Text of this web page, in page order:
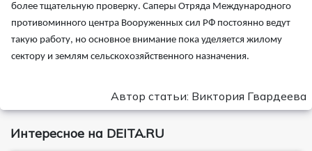
более тщательную проверку. Саперы Отряда Международного
противоминного центра Вооруженных сил РФ постоянно ведут
такую работу, но основное внимание пока уделяется жилому
сектору и землям сельскохозяйственного назначения.
Автор статьи: Виктория Гвардеева
Интересное на DEITA.RU